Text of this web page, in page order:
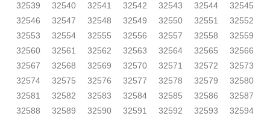
32539
32540 32541 32542 32543 32544
32545
32546
32547 32548 32549 32550 32551
32552
32553
32554 32555 32556 32557 32558
32559
32560
32561 32562 32563 32564 32565
32566
32567
32568 32569 32570 32571 32572
32573
32574
32575 32576 32577 32578 32579
32580
32581
32582 32583 32584 32585 32586
32587
32588
32589 32590 32591 32592 32593
32594